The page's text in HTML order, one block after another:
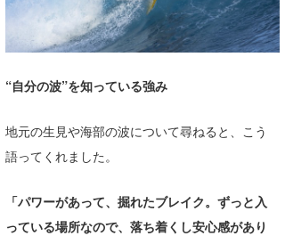
“自分の波”を知っている強み
地元の生見や海部の波について尋ねると、こう
語ってくれました。
「パワーがあって、掘れたブレイク。ずっと入
っている場所なので、落ち着くし安心感があり